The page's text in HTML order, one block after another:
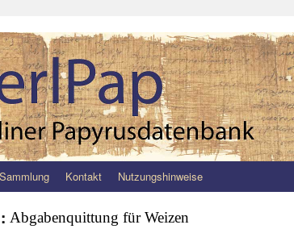
Sammlung Kontakt Nutzungshinweise
Abgabenquittung für Weizen